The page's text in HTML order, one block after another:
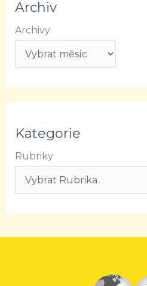
Archiv
Archivy
Kategorie
Rubriky